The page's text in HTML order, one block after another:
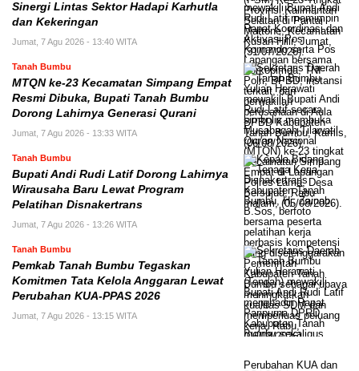
Sinergi Lintas Sektor Hadapi Karhutla
dan Kekeringan
Jumat, 7 Agu 2026 - 13:40 WITA
Tanah Bumbu
MTQN ke-23 Kecamatan Simpang Empat
Resmi Dibuka, Bupati Tanah Bumbu
Dorong Lahirnya Generasi Qurani
Jumat, 7 Agu 2026 - 13:33 WITA
Tanah Bumbu
Bupati Andi Rudi Latif Dorong Lahirnya
Wirausaha Baru Lewat Program
Pelatihan Disnakertrans
Jumat, 7 Agu 2026 - 13:26 WITA
Tanah Bumbu
Pemkab Tanah Bumbu Tegaskan
Komitmen Tata Kelola Anggaran Lewat
Perubahan KUA-PPAS 2026
Jumat, 7 Agu 2026 - 13:15 WITA